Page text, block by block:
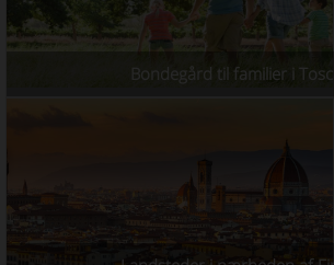
Bondegård til familier i